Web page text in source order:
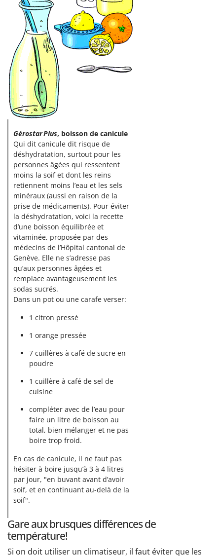
Gérostar Plus, boisson de canicule
Qui dit canicule dit risque de
déshydratation, surtout pour les
personnes âgées qui ressentent
moins la soif et dont les reins
retiennent moins l’eau et les sels
minéraux (aussi en raison de la
prise de médicaments). Pour éviter
la déshydratation, voici la recette
d’une boisson équilibrée et
vitaminée, proposée par des
médecins de l’Hôpital cantonal de
Genève. Elle ne s’adresse pas
qu’aux personnes âgées et
remplace avantageusement les
sodas sucrés.
Dans un pot ou une carafe verser:
1 citron pressé
1 orange pressée
7 cuillères à café de sucre en
poudre
1 cuillère à café de sel de
cuisine
compléter avec de l’eau pour
faire un litre de boisson au
total, bien mélanger et ne pas
boire trop froid.
En cas de canicule, il ne faut pas
hésiter à boire jusqu’à 3 à 4 litres
par jour, "en buvant avant d’avoir
soif, et en continuant au-delà de la
soif".
Gare aux brusques différences de
température!
Si on doit utiliser un climatiseur, il faut éviter que les